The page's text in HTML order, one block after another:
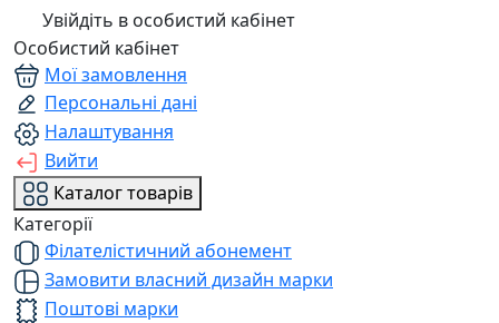
Увійдіть в особистий кабінет
Особистий кабінет
Мої замовлення
Персональні дані
Налаштування
Вийти
Каталог товарів
Категорії
Філателістичний абонемент
Замовити власний дизайн марки
Поштові марки